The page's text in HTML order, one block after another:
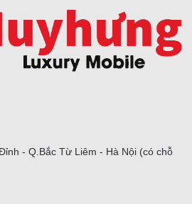
- Q.Bắc Từ Liêm - Hà Nội (có chỗ